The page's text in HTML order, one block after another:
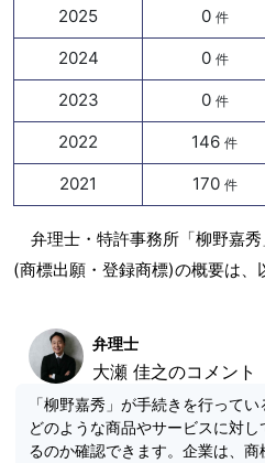
2025
0 件
2024 0 件
2023 0 件
2022 146 件
2021 170 件
弁理士・特許事務所「柳野嘉
(商標出願・登録商標)の概要は、
弁理士
大瀬 佳之のコメント
「柳野嘉秀」が手続きを行って
どのような商品やサービスに対
るのか確認できます。企業は、